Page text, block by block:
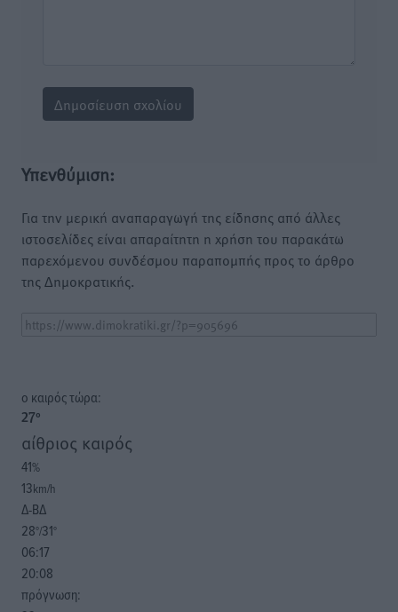
Υπενθύμιση:
Για την μερική αναπαραγωγή της είδησης από άλλες
ιστοσελίδες είναι απαραίτητη η χρήση του παρακάτω
παρεχόμενου συνδέσμου παραπομπής προς το άρθρο
της Δημοκρατικής.
o καιρός τώρα:
27°
αίθριος καιρός
41%
13km/h
Δ-ΒΔ
28°/31°
06:17
20:08
πρόγνωση: